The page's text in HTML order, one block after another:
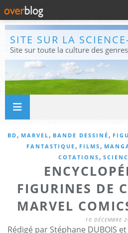
BD , MARVEL , BANDE DESSINÉ ,
FANTASTIQUE , FILMS ,
COTATIONS ,
FIGURINES DE
MARVEL
10 DÉCEMBRE
Rédigé par Stéphane DUBOIS